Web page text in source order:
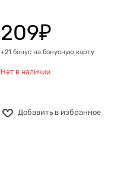
209₽
+21 бонус на бонусную карту
Нет в наличии
Добавить в избранное